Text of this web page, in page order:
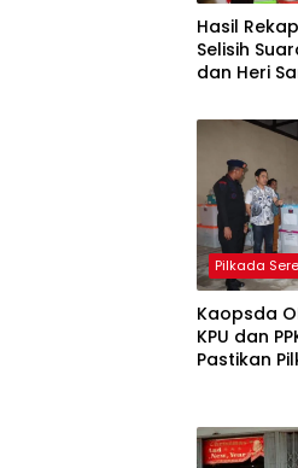
Hasil
Selisih
dan Heri
Pilkada
Kaopsda
KPU dan
Pastikan